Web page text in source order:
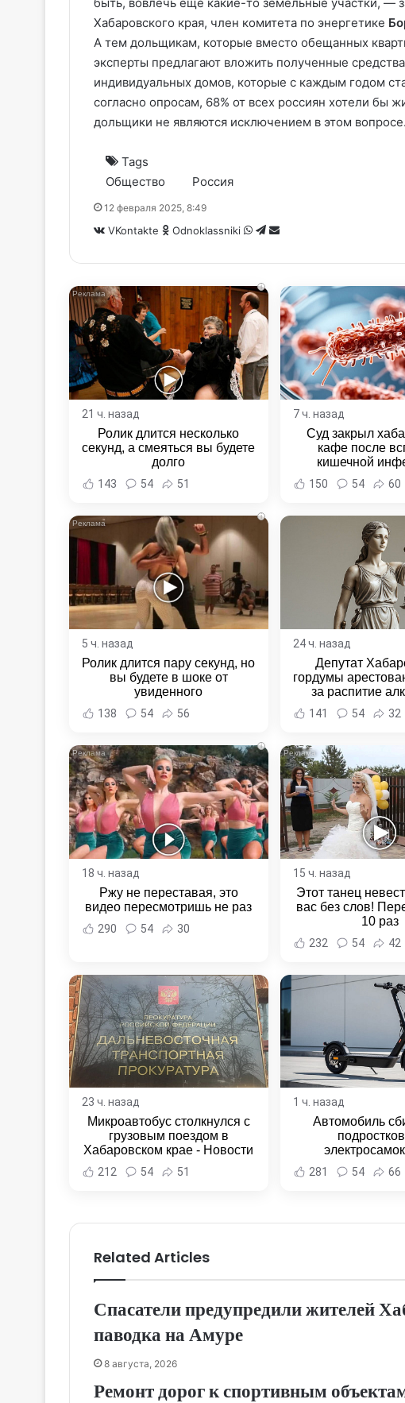
Хабаровского края, член комитета по энергетике
А тем дольщикам, которые вместо обещанных
эксперты предлагают вложить полученные
индивидуальных домов, которые с каждым годом
согласно опросам, 68% от всех россиян хотели бы
дольщики не являются исключением в этом вопросе.
Tags
Общество
Россия
12 февраля 2025, 8:49
VKontakte Odnoklassniki WhatsApp
Telegram
Share
Email
i
21 ч. назад
Ролик длится несколько
секунд, а смеяться вы будете
долго
143 54 51
7 ч. назад
Суд закрыл
кафе после
кишечной
Новости
Хабаровского
150 54 60
i
5 ч. назад
Ролик длится пару секунд, но
вы будете в шоке от
увиденного
138 54 56
24 ч. назад
Депутат
гордумы
за распитие
неповиновение
Новости
141 54 32
i
18 ч. назад
Ржу не переставая, это
видео пересмотришь не раз
290 54 30
15 ч. назад
Этот танец
вас без слов!
10 раз
232 54 42
23 ч. назад
Микроавтобус столкнулся с
грузовым поездом в
Хабаровском крае - Новости
Хабаровска и Хабаровского
края
212 54 51
1 ч. назад
Автомобиль
Комсомольске-
Новости
281 54 66
Related Articles
Спасатели предупредили жителей
паводка на Амуре
8 августа, 2026
Ремонт дорог к спортивным